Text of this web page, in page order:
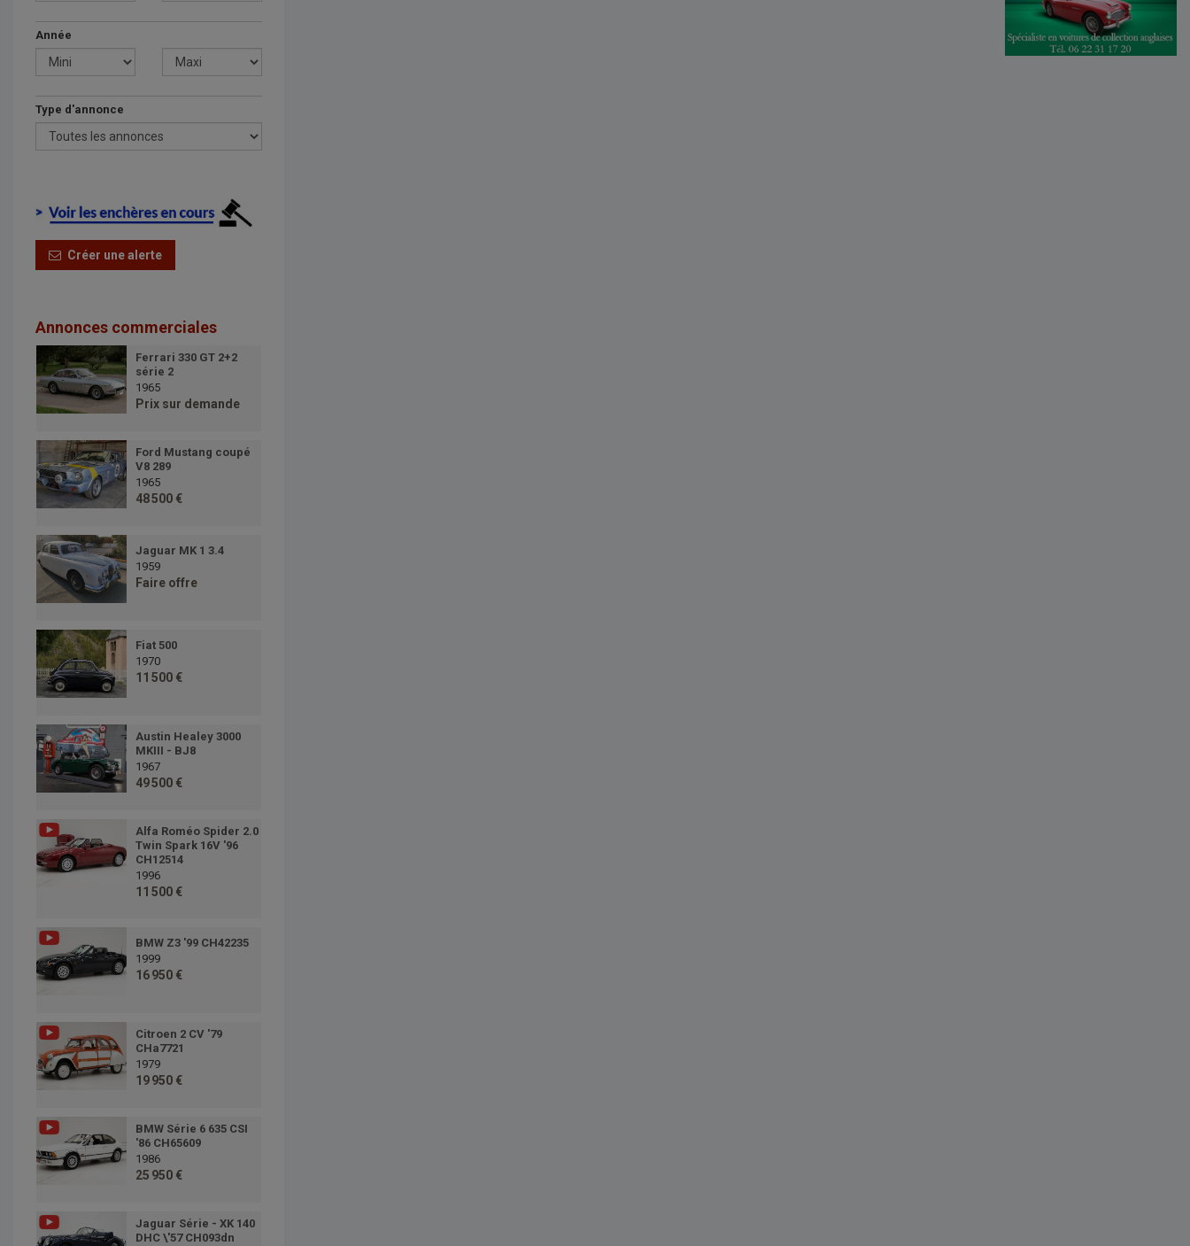
Année
Type d'annonce
Créer une alerte
Annonces commerciales
Ferrari 330 GT 2+2
série 2
1965
Prix sur demande
Ford Mustang coupé
V8 289
1965
48 500 €
Jaguar MK 1 3.4
1959
Faire offre
Fiat 500
1970
11 500 €
Austin Healey 3000
MKIII - BJ8
1967
49 500 €
Alfa Roméo Spider 2.0
Twin Spark 16V '96
CH12514
1996
11 500 €
BMW Z3 '99 CH42235
1999
16 950 €
Citroen 2 CV '79
CHa7721
1979
19 950 €
BMW Série 6 635 CSI
'86 CH65609
1986
25 950 €
Jaguar Série - XK 140
DHC \'57 CH093dn